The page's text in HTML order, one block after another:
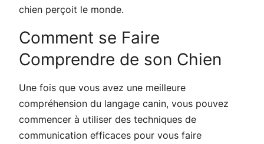
chien perçoit le monde.
Comment se Faire
Comprendre de son Chien
Une fois que vous avez une meilleure
compréhension du langage canin, vous pouvez
commencer à utiliser des techniques de
communication efficaces pour vous faire